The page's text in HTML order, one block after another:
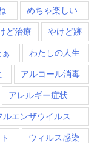
めちゃ楽しい
ど治療 やけど跡
わたしの人生
アルコール消毒
アレルギー症状
ルエンザウイルス
ウィルス感染